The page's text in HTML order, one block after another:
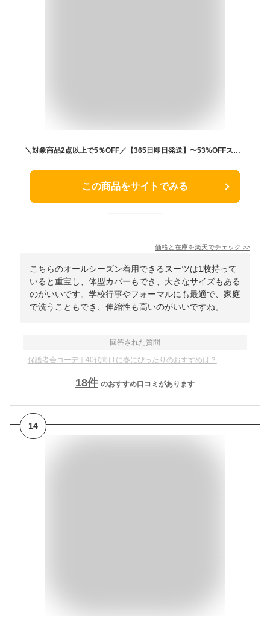
＼対象商品2点以上で5％OFF／【365日即日発送】〜53%OFFスーツ レディース 大きいサイズ ビジネススーツ セットアップ 夏 洗える ストレッチ パンツスーツ ロングジャケット 春秋冬 30代 40代 50代 通勤 面接 サマースーツ オフィス 試着チケット対象
この商品をサイトでみる
価格と在庫を楽天でチェック >>
こちらのオールシーズン着用できるスーツは1枚持って
いると重宝し、体型カバーもでき、大きなサイズもある
のがいいです。学校行事やフォーマルにも最適で、家庭
で洗うこともでき、伸縮性も高いのがいいですね。
回答された質問
保護者会コーデ｜40代向けに春にぴったりのおすすめは？
18件 のおすすめ口コミがあります
14